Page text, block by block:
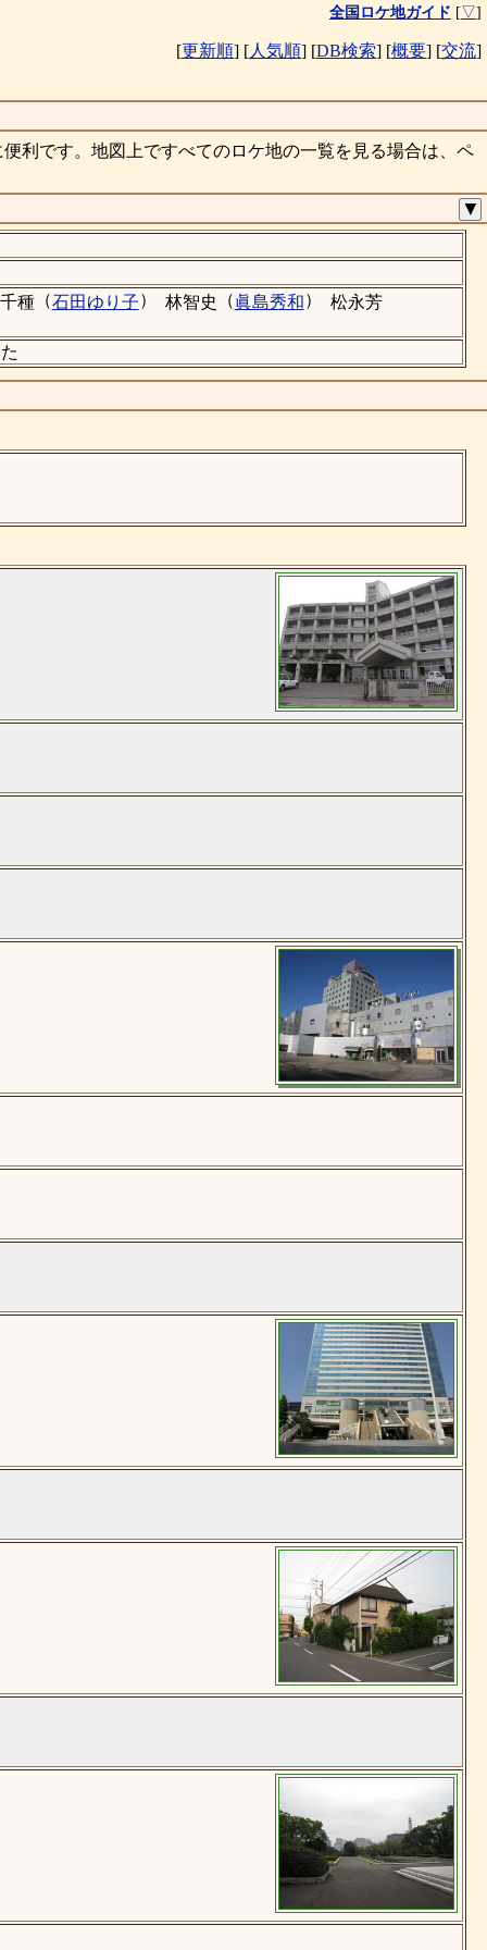
全国ロケ地ガイド [▽]
[更新順] [人気順] [DB検索] [概要] [交流]
利です。地図上ですべてのロケ地の一覧を見る場合は、ペ
▼
種（石田ゆり子） 林智史 （眞島秀和） 松永芳